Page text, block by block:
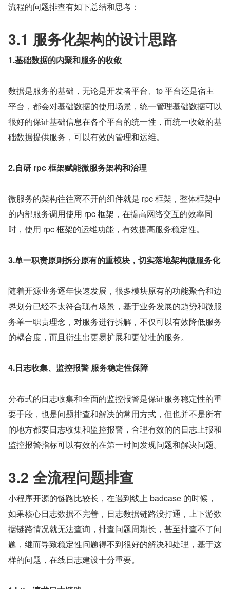
流程的问题排查有如下总结和思考：
3.1 服务化架构的设计思路
1.基础数据的内聚和服务的收敛
数据是服务的基础，无论是开发者平台、tp 平台还是宿主
平台，都会对基础数据的使用场景，统一管理基础数据可以
很好的保证基础信息在各个平台的统一性，而统一收敛的基
础数据提供服务，可以有效的管理和运维。
2.自研 rpc 框架赋能微服务架构和治理
微服务的架构往往离不开的组件就是 rpc 框架，整体框架中
的内部服务调用使用 rpc 框架，在提高网络交互的效率同
时，使用 rpc 框架的运维功能，有效提高服务稳定性。
3.单一职责原则拆分原有的重模块，切实落地架构微服务化
随着开源业务逐年快速发展，很多模块原有的功能聚合和边
界划分已经不太符合现有场景，基于业务发展的趋势和微服
务单一职责理念，对服务进行拆解，不仅可以有效降低服务
的耦合度，而且衍生出更易扩展和更健壮的服务。
4.日志收集、监控报警 服务稳定性保障
分布式的日志收集和全面的监控报警是保证服务稳定性的重
要手段，也是问题排查和解决的常用方式，但也并不是所有
的地方都要日志收集和监控报警，合理有效的的日志上报和
监控报警指标可以有效的在第一时间发现问题和解决问题。
3.2 全流程问题排查
小程序开源的链路比较长，在遇到线上 badcase 的时候，
如果核心日志数据不完善，日志数据链路没打通，上下游数
据链路情况就无法查询，排查问题周期长，甚至排查不了问
题，继而导致稳定性问题得不到很好的解决和处理，基于这
样的问题，在线日志建设十分重要。